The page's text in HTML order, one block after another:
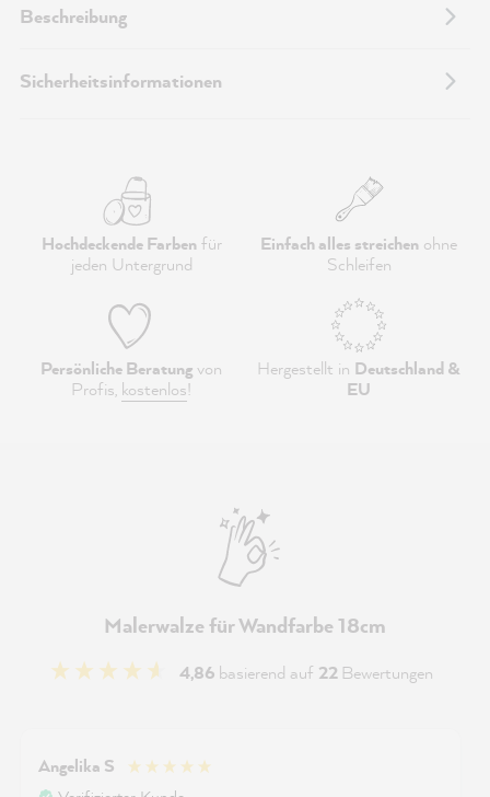
Beschreibung
Sicherheitsinformationen
Hochdeckende Farbenfür
jeden Untergrund
Einfach alles streichen ohne
Schleifen
Persönliche Beratungvon
Profis, kostenlos!
Hergestellt in Deutschland &
EU
Malerwalze für Wandfarbe 18cm
4,86 basierend auf 22 Bewertungen
Angelika S